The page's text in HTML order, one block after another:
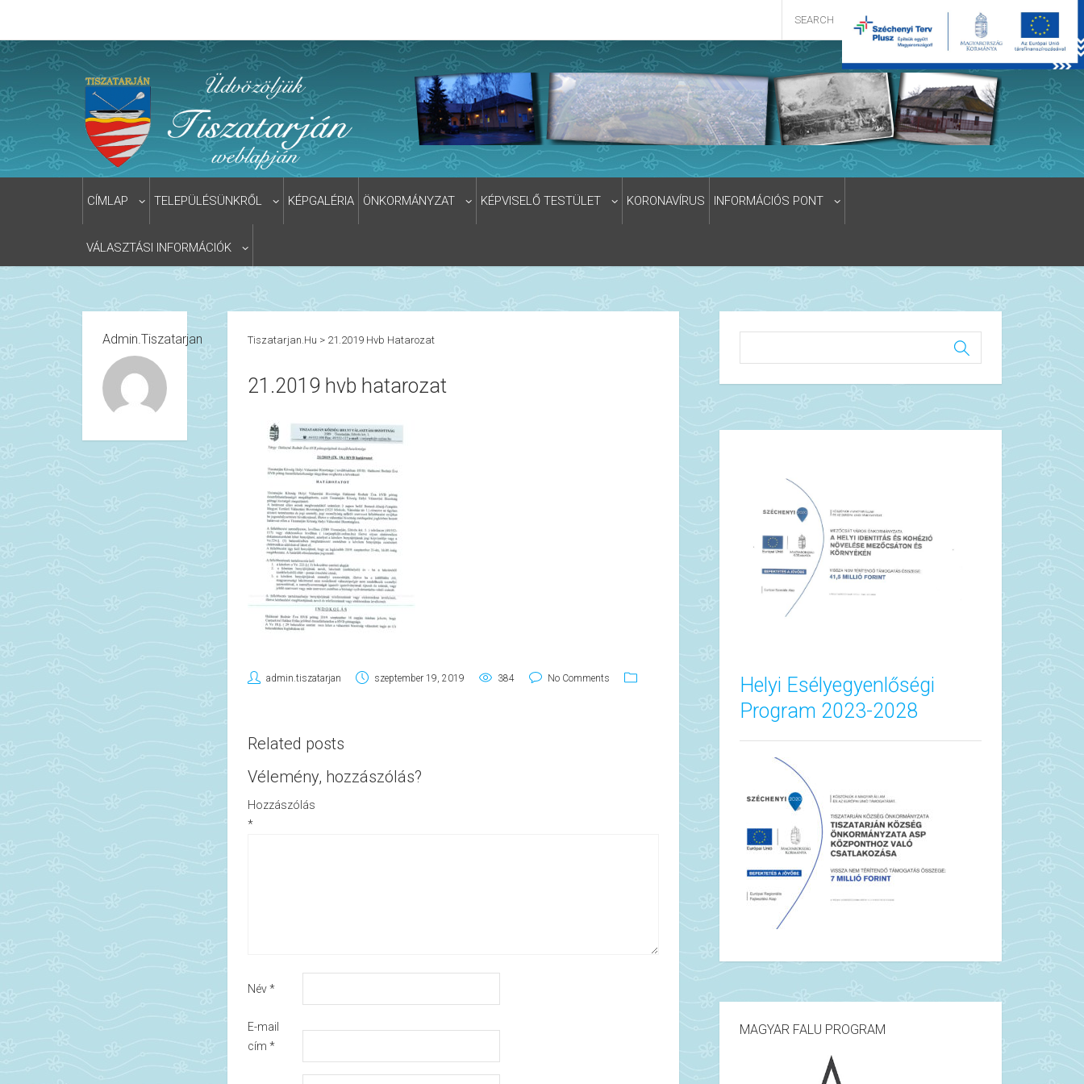
CÍMLAP TELEPÜLÉSÜNKRŐL KÉPGALÉRIA ÖNKORMÁNYZAT KÉPVISELŐ TESTÜLET KORONAVÍRUS INFORMÁCIÓS PONT
VÁLASZTÁSI INFORMÁCIÓK
Admin.tiszatarjan Tiszatarjan.hu > 21.2019 Hvb Hatarozat
21.2019 hvb hatarozat
admin.tiszatarjan szeptember 19, 2019 384 No Comments
Related posts
Vélemény, hozzászólás?
Hozzászólás
*
Név*
E-mail
cím *
Helyi Esélyegyenlőségi
Program 2023-2028
MAGYAR FALU PROGRAM